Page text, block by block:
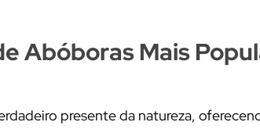
Abóboras Mais
presente da natureza,